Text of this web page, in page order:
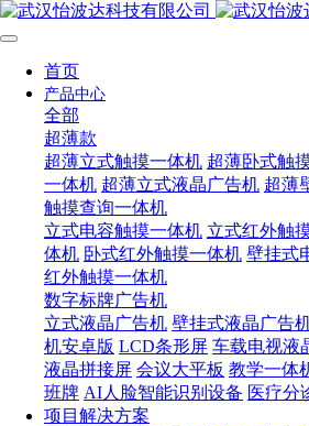
首页
产品中心
全部
超薄款
超薄立式触摸一体机 超薄卧式触
一体机 超薄立式液晶广告机 超薄
触摸查询一体机
立式电容触摸一体机 立式红外触
体机 卧式红外触摸一体机 壁挂式
红外触摸一体机
数字标牌广告机
立式液晶广告机 壁挂式液晶广告
机安卓版 LCD条形屏 车载电视液
液晶拼接屏 会议大平板 教学一体
班牌 AI人脸智能识别设备 医疗分
项目解决方案